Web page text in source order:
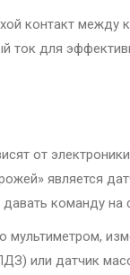
контакт
ток для
от
является
команду
или датчик